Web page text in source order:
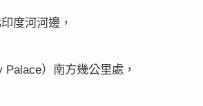
度河河邊，
Palace）南方幾公里處，